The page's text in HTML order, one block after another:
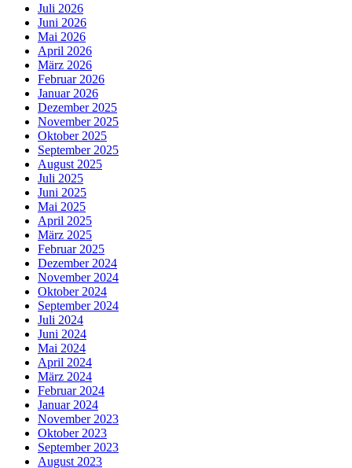
Juli 2026
Juni 2026
Mai 2026
April 2026
März 2026
Februar 2026
Januar 2026
Dezember 2025
November 2025
Oktober 2025
September 2025
August 2025
Juli 2025
Juni 2025
Mai 2025
April 2025
März 2025
Februar 2025
Dezember 2024
November 2024
Oktober 2024
September 2024
Juli 2024
Juni 2024
Mai 2024
April 2024
März 2024
Februar 2024
Januar 2024
November 2023
Oktober 2023
September 2023
August 2023